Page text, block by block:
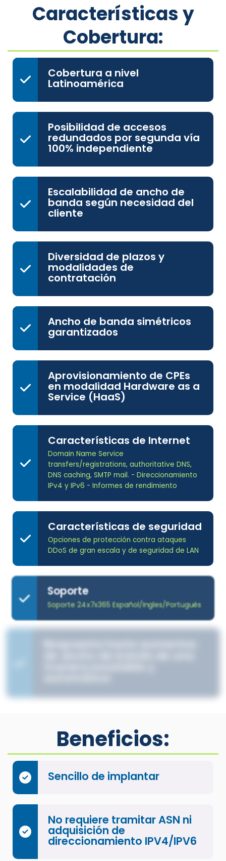
Características y
Cobertura:
Cobertura a nivel
Latinoamérica
Posibilidad de accesos
redundados por segunda vía
100% independiente
Escalabilidad de ancho de
banda según necesidad del
cliente
Diversidad de plazos y
modalidades de
contratación
Ancho de banda simétricos
garantizados
Aprovisionamiento de CPEs
en modalidad Hardware as a
Service (HaaS)
Características de Internet
Domain Name Service
transfers/registrations, authoritative DNS,
DNS caching, SMTP mail. - Direccionamiento
IPv4 y IPv6 - Informes de rendimiento
Características de seguridad
Opciones de protección contra ataques
DDoS de gran escala y de seguridad de LAN
Soporte
Soporte 24x7x365 Español/Ingles/Portugués
Beneficios:
Sencillo de implantar
No requiere tramitar ASN ni
adquisición de
direccionamiento IPV4/IPV6